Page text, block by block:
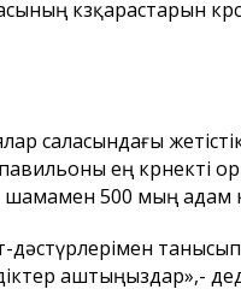
көзқарастарын
саласындағы
ең көрнекті
шамамен 500 мың адам
аштыңыздар»,- деді